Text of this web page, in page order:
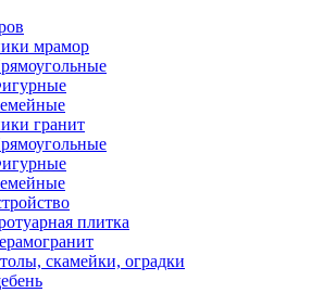
мрамор
гранит
плитка
скамейки, оградки